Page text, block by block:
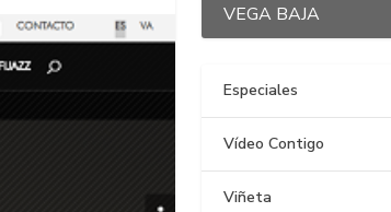
VEGA BAJA
Especiales
Vídeo Contigo
Viñeta